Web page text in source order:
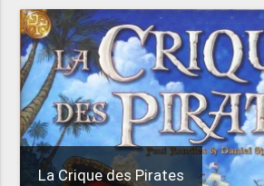
La Crique des Pirates